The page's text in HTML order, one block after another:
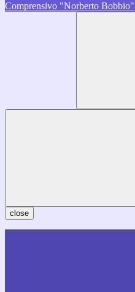
Comprensivo "Norberto Bobbio"
close